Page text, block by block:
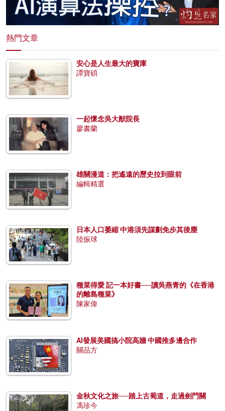
熱門文章
安心是人生最大的寶庫
譚寶碩
一起懷念吳大猷院長
廖書蘭
雄關漫道：把遙遠的歷史拉到眼前
編輯精選
日本人口萎縮 中港須先謀劃免步其後塵
陸振球
種菜得愛 記一本好書──讀吳燕青的《在香港
的離島種菜》
陳家偉
AI發展美國搞小院高牆 中國推多邊合作
關品方
金秋文化之旅──踏上古蜀道，走過劍門關
馮珍今